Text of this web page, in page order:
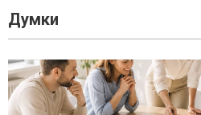
Думки